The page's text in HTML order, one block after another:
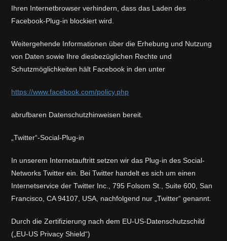
Ihren Internetbrowser verhindern, dass das Laden des
Facebook-Plug-in blockiert wird.
Weitergehende Informationen über die Erhebung und Nutzung
von Daten sowie Ihre diesbezüglichen Rechte und
Schutzmöglichkeiten hält Facebook in den unter
https://www.facebook.com/policy.php
abrufbaren Datenschutzhinweisen bereit.
„Twitter“-Social-Plug-in
In unserem Internetauftritt setzen wir das Plug-in des Social-
Networks Twitter ein. Bei Twitter handelt es sich um einen
Internetservice der Twitter Inc., 795 Folsom St., Suite 600, San
Francisco, CA 94107, USA, nachfolgend nur „Twitter“ genannt.
Durch die Zertifizierung nach dem EU-US-Datenschutzschild
(„EU-US Privacy Shield“)